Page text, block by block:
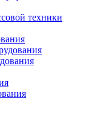
техники